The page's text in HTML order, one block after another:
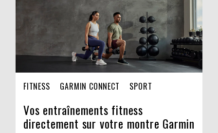
FITNESS GARMIN CONNECT SPORT
Vos entraînements fitness
directement sur votre montre Garmin